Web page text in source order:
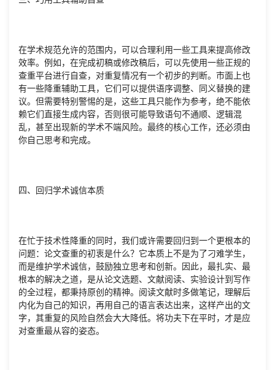
在学术规范允许的范围内，可以合理利用一些工具来提高修改
效率。例如，在完成初稿或修改稿后，可以先使用一些正规的
查重平台进行自查，对重复情况有一个初步的判断。市面上也
有一些降重辅助工具，它们可以提供语序调整、同义替换的建
议。但需要特别警惕的是，这些工具只能作为参考，绝不能依
赖它们直接生成内容，否则很可能导致语句不通顺、逻辑混
乱，甚至出现新的学术不端风险。最终的核心工作，还必须由
你自己思考和完成。
四、回归学术诚信本质
在忙于技术性降重的同时，我们或许需要回归到一个更根本的
问题：论文查重的初衷是什么？它本质上不是为了刁难学生，
而是维护学术诚信，鼓励独立思考和创新。因此，最扎实、最
根本的解决之道，是从论文选题、文献阅读、实验设计到写作
的全过程，都秉持原创的精神。阅读文献时多做笔记，理解后
内化为自己的知识，再用自己的语言表达出来，这样产出的文
字，其重复的风险自然会大大降低。将功夫下在平时，才是应
对查重最从容的姿态。